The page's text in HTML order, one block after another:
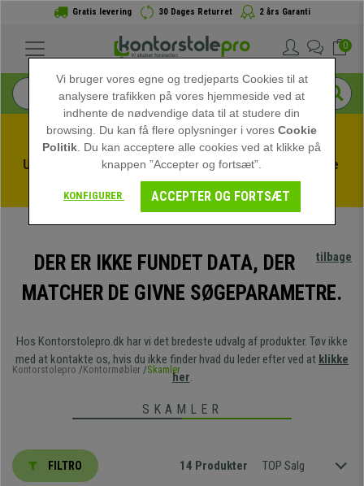
Gratis levering 30 Dages Returret 2 års Garanti
0
Udnyt sommerudsalget hos kontorstolepro! Eksklusive
rabatter i en begrænset periode - Se tilbuddet
tilbage
DER ER IKKE FUNDET DATA, DER
MATCHER DE GIVNE SØGEPARAMETRE.
Hos Kontorstolepro.dk har vi det bredeste udvalg af produkter. Tøv ikke
med at kontakte os, hvis du ikke finder hvad du leder efter ved at klikke
her.
Kontorstolepro Kontormøbler Skamler
SKAMLER
FILTRO 14 Produkter TOP Salg
Vi bruger vores egne og tredjeparts Cookies til at
analysere trafikken på vores hjemmeside ved at
indhente de nødvendige data til at studere din
browsing. Du kan få flere oplysninger i voresCookie
Politik . Du kan acceptere alle cookies ved at klikke på
knappen ”Accepter og fortsæt”.
KONFIGURER ACCEPTER OG FORTSÆT